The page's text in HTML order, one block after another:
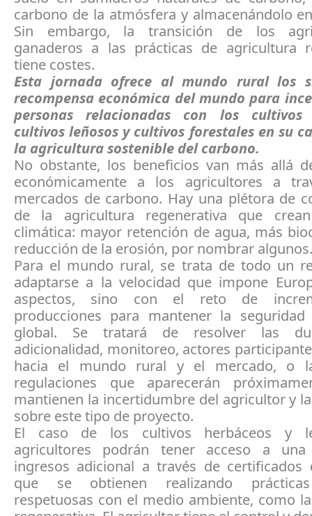
carbono de la atmósfera y almacenándolo
Sin embargo, la transición de los
ganaderos a las prácticas de agricultura
tiene costes.
Esta jornada ofrece al mundo rural los
recompensa económica del mundo para
personas relacionadas con los cultivos
cultivos leñosos y cultivos forestales en su
la agricultura sostenible del carbono.
No obstante, los beneficios van más allá
económicamente a los agricultores a
mercados de carbono. Hay una plétora de
de la agricultura regenerativa que
climática: mayor retención de agua, más
reducción de la erosión, por nombrar algunos.
Para el mundo rural, se trata de todo un
adaptarse a la velocidad que impone
aspectos, sino con el reto de
producciones para mantener la seguridad
global. Se tratará de resolver las
adicionalidad, monitoreo, actores
hacia el mundo rural y el mercado, o
regulaciones que aparecerán
mantienen la incertidumbre del agricultor y
sobre este tipo de proyecto.
El caso de los cultivos herbáceos y
agricultores podrán tener acceso a
ingresos adicional a través de certificados
que se obtienen realizando
respetuosas con el medio ambiente, como